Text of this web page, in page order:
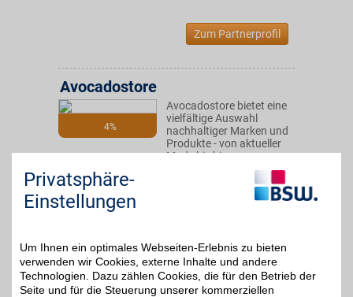
Zum Partnerprofil
4%
Avocadostore
Avocadostore bietet eine
vielfältige Auswahl
nachhaltiger Marken und
Produkte - von aktueller
Mode bis hin zu
plastikfreier Kosmetik, mit
der Sie Ihren Alltag grüner
gestalten können und mit
Zum Partnerprofil
Privatsphäre-
Einstellungen
Um Ihnen ein optimales Webseiten-Erlebnis zu bieten
verwenden wir Cookies, externe Inhalte und andere
Technologien. Dazu zählen Cookies, die für den Betrieb der
Seite und für die Steuerung unserer kommerziellen